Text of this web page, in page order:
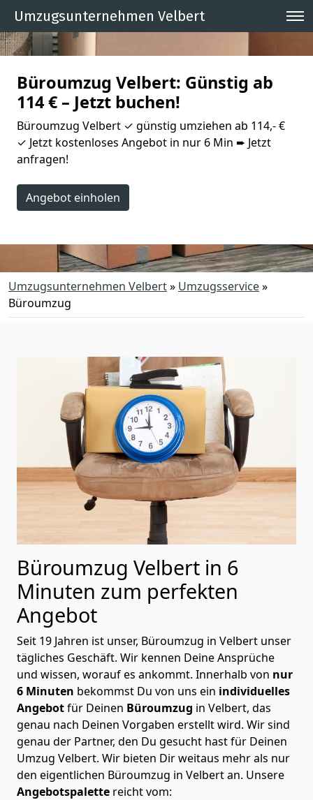
Umzugsunternehmen Velbert
Büroumzug Velbert: Günstig ab
114 € – Jetzt buchen!
Büroumzug Velbert ✓ günstig umziehen ab 114,- €
✓ Jetzt kostenloses Angebot in nur 6 Min ➨ Jetzt
anfragen!
Angebot einholen
Umzugsunternehmen Velbert» Umzugsservice»
Büroumzug
Büroumzug Velbert in 6
Minuten zum perfekten
Angebot
Seit 19 Jahren ist unser, Büroumzug in Velbert unser
tägliches Geschäft. Wir kennen Deine Ansprüche
und wissen, worauf es ankommt. Innerhalb von nur
6 Minuten bekommst Du von uns ein individuelles
Angebotfür Deinen Büroumzug in Velbert, das
genau nach Deinen Vorgaben erstellt wird. Wir sind
genau der Partner, den Du gesucht hast für Deinen
Umzug Velbert. Wir bieten Dir weitaus mehr als nur
den eigentlichen Büroumzug in Velbert an. Unsere
Angebotspalette reicht vom: